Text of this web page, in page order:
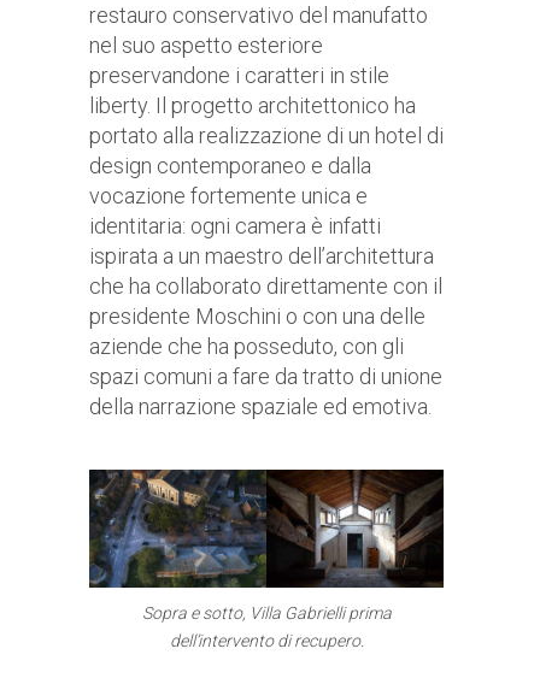
restauro conservativo del manufatto
nel suo aspetto esteriore
preservandone i caratteri in stile
liberty. Il progetto architettonico ha
portato alla realizzazione di un hotel di
design contemporaneo e dalla
vocazione fortemente unica e
identitaria: ogni camera è infatti
ispirata a un maestro dell’architettura
che ha collaborato direttamente con il
presidente Moschini o con una delle
aziende che ha posseduto, con gli
spazi comuni a fare da tratto di unione
della narrazione spaziale ed emotiva.
Sopra e sotto, Villa Gabrielli prima
dell’intervento di recupero.